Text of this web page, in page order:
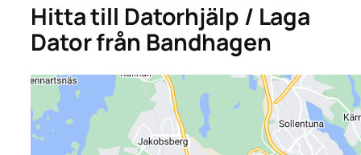
Hitta till Datorhjälp / Laga
Dator från Bandhagen